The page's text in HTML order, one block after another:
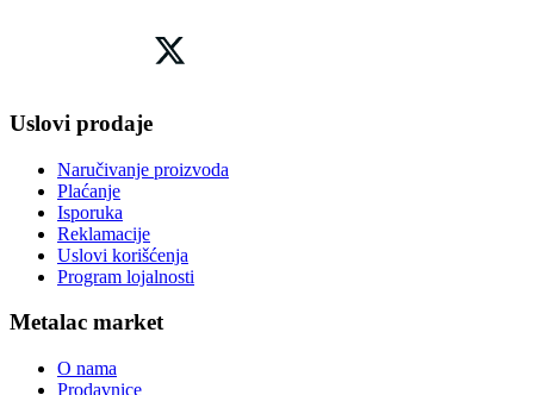
Uslovi prodaje
Naručivanje proizvoda
Plaćanje
Isporuka
Reklamacije
Uslovi korišćenja
Program lojalnosti
Metalac market
O nama
Prodavnice